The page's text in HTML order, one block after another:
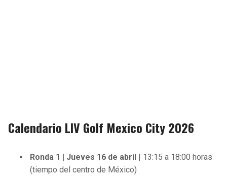
Calendario LIV Golf Mexico City 2026
Ronda 1 | Jueves 16 de abril | 13:15 a 18:00 horas
(tiempo del centro de México)